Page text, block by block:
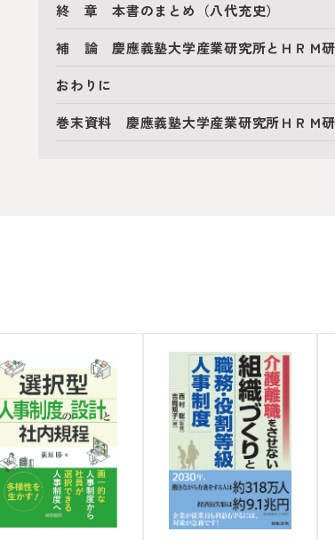
終 章 本書のまとめ（八代充史）
補 論 慶應義塾大学産業研究所とＨＲＭ研
おわりに
巻末資料 慶應義塾大学産業研究所ＨＲＭ